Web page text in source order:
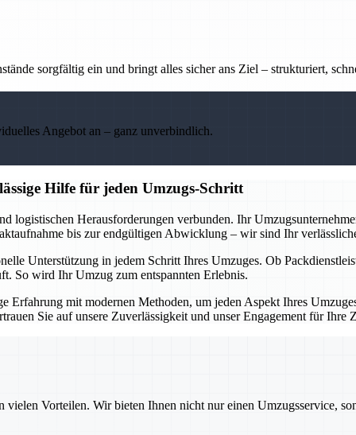
sorgfältig ein und bringt alles sicher ans Ziel – strukturiert,
Angebot an – ganz unverbindlich.
Hilfe für jeden Umzugs-Schritt
logistischen Herausforderungen verbunden. Ihr
bis zur endgültigen Abwicklung – wir sind Ihr
Unterstützung in jedem Schritt Ihres Umzuges. Ob
So wird Ihr Umzug zum entspannten Erlebnis.
Erfahrung mit modernen Methoden, um jeden Aspekt Ihres
Sie auf unsere Zuverlässigkeit und unser Engagement für Ihre
Vorteilen. Wir bieten Ihnen nicht nur einen Umzugsservice,